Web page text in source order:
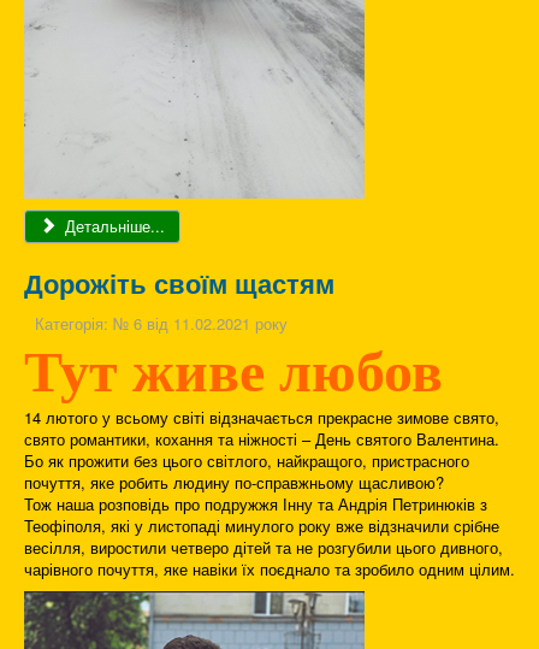
Детальніше...
Дорожіть своїм щастям
Категорія: № 6 від 11.02.2021 року
Тут живе любов
14 лютого у всьому світі відзначається прекрасне зимове свято,
свято романтики, кохання та ніжності – День святого Валентина.
Бо як прожити без цього світлого, найкращого, пристрасного
почуття, яке робить людину по-справжньому щасливою?
Тож наша розповідь про подружжя Інну та Андрія Петринюків з
Теофіполя, які у листопаді минулого року вже відзначили срібне
весілля, виростили четверо дітей та не розгубили цього дивного,
чарівного почуття, яке навіки їх поєднало та зробило одним цілим.